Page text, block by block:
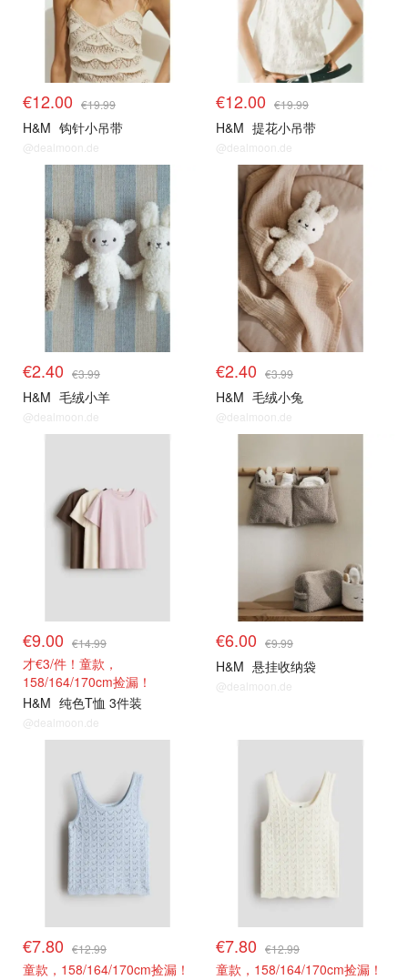
€12.00 €19.99
H&M 钩针小吊带
@dealmoon.de
€12.00 €19.99
H&M 提花小吊带
@dealmoon.de
€2.40 €3.99
H&M 毛绒小羊
@dealmoon.de
€2.40 €3.99
H&M 毛绒小兔
@dealmoon.de
€9.00 €14.99
才€3/件！童款，
158/164/170cm捡漏！
H&M 纯色T恤 3件装
@dealmoon.de
€6.00 €9.99
H&M 悬挂收纳袋
@dealmoon.de
€7.80 €12.99
童款，158/164/170cm捡漏！
€7.80 €12.99
童款，158/164/170cm捡漏！